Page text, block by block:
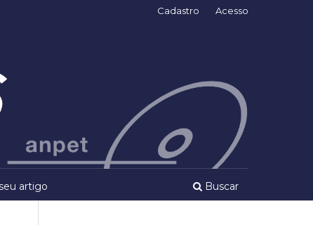
artigo Buscar
Cadastro Acesso